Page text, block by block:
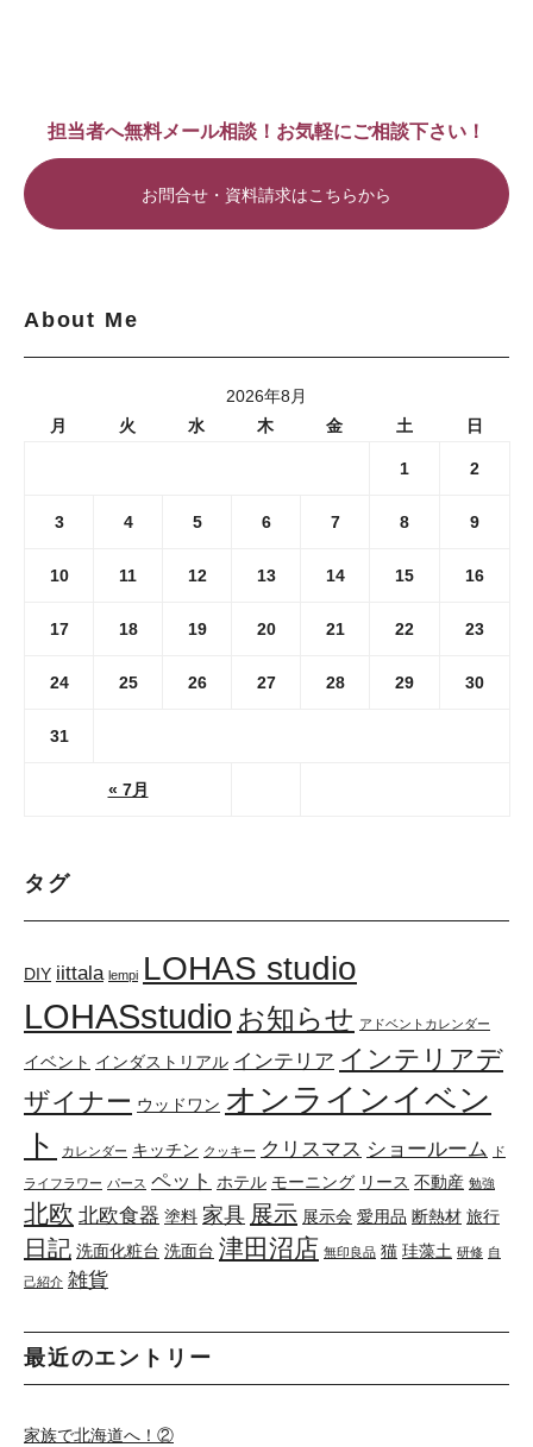
担当者へ無料メール相談！お気軽にご相談下さい！
お問合せ・資料請求はこちらから
About Me
2026年8月
月
火 水 木 金 土 日
« 7月
1 2
3 4 5 6 7 8 9
10 11 12 13 14 15 16
17 18 19 20 21 22 23
24 25 26 27 28 29 30
31
タグ
DIY iittala lempi LOHAS studio
LOHASstudio お知らせ アドベントカレンダー
イベント インダストリアル インテリア インテリアデ
ザイナー ウッドワン オンラインイベン
ト
カレンダー キッチン クッキー クリスマス ショールーム ド
ライフラワー パース ペット ホテル モーニング リース 不動産 勉強
北欧 北欧食器 塗料 家具 展示 展示会 愛用品 断熱材 旅行
日記 洗面化粧台 洗面台 津田沼店 無印良品 猫 珪藻土 研修 自
己紹介 雑貨
最近のエントリー
家族で北海道へ！②